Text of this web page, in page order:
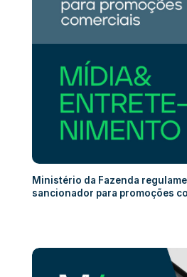
Ministério da Fazenda
sancionador para promoções